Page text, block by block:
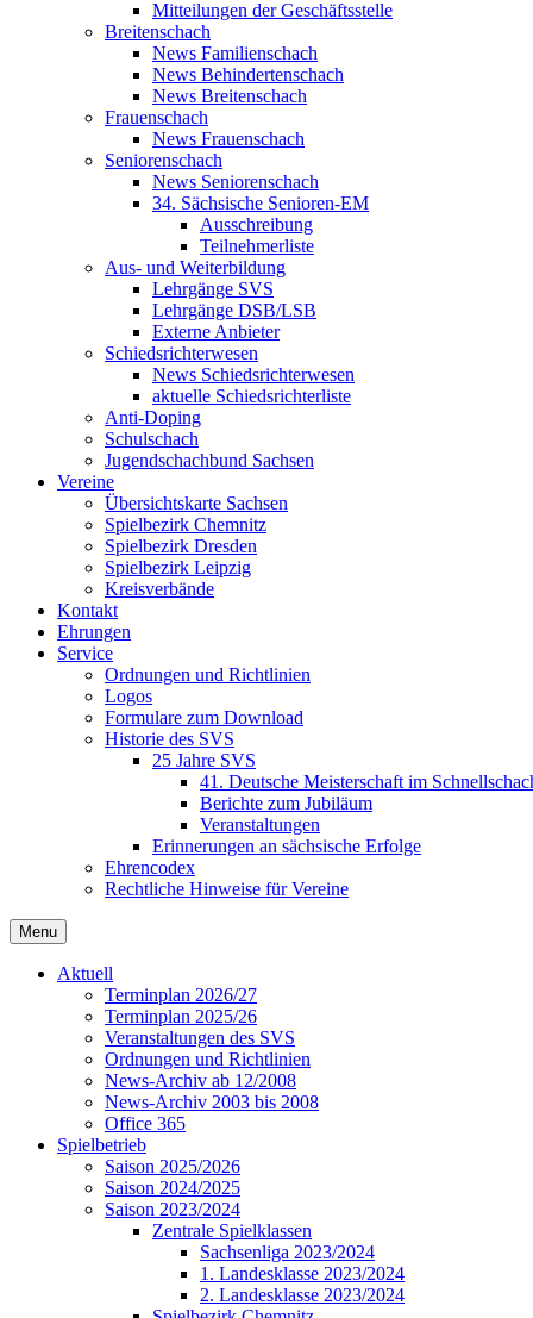
Mitteilungen der Geschäftsstelle
Breitenschach
News Familienschach
News Behindertenschach
News Breitenschach
Frauenschach
News Frauenschach
Seniorenschach
News Seniorenschach
34. Sächsische Senioren-EM
Ausschreibung
Teilnehmerliste
Aus- und Weiterbildung
Lehrgänge SVS
Lehrgänge DSB/LSB
Externe Anbieter
Schiedsrichterwesen
News Schiedsrichterwesen
aktuelle Schiedsrichterliste
Anti-Doping
Schulschach
Jugendschachbund Sachsen
Vereine
Übersichtskarte Sachsen
Spielbezirk Chemnitz
Spielbezirk Dresden
Spielbezirk Leipzig
Kreisverbände
Kontakt
Ehrungen
Service
Ordnungen und Richtlinien
Logos
Formulare zum Download
Historie des SVS
25 Jahre SVS
41. Deutsche Meisterschaft im
Berichte zum Jubiläum
Veranstaltungen
Erinnerungen an sächsische Erfolge
Ehrencodex
Rechtliche Hinweise für Vereine
Menu
Aktuell
Terminplan 2026/27
Terminplan 2025/26
Veranstaltungen des SVS
Ordnungen und Richtlinien
News-Archiv ab 12/2008
News-Archiv 2003 bis 2008
Office 365
Spielbetrieb
Saison 2025/2026
Saison 2024/2025
Saison 2023/2024
Zentrale Spielklassen
Sachsenliga 2023/2024
1. Landesklasse 2023/2024
2. Landesklasse 2023/2024